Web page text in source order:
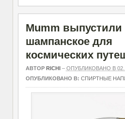
Mumm выпустили
шампанское для
космических
АВТОР RICHI – ОПУБЛИКОВАНО В
ОПУБЛИКОВАНО В: СПИРТНЫЕ